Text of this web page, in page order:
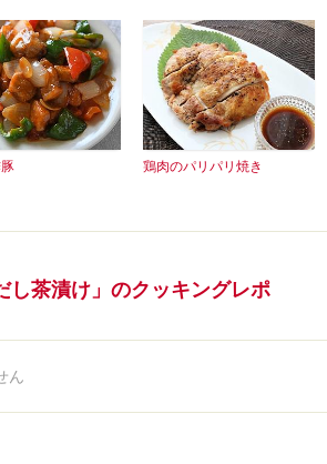
鶏肉のパリパリ焼き
し茶漬け」のクッキングレポ
ん